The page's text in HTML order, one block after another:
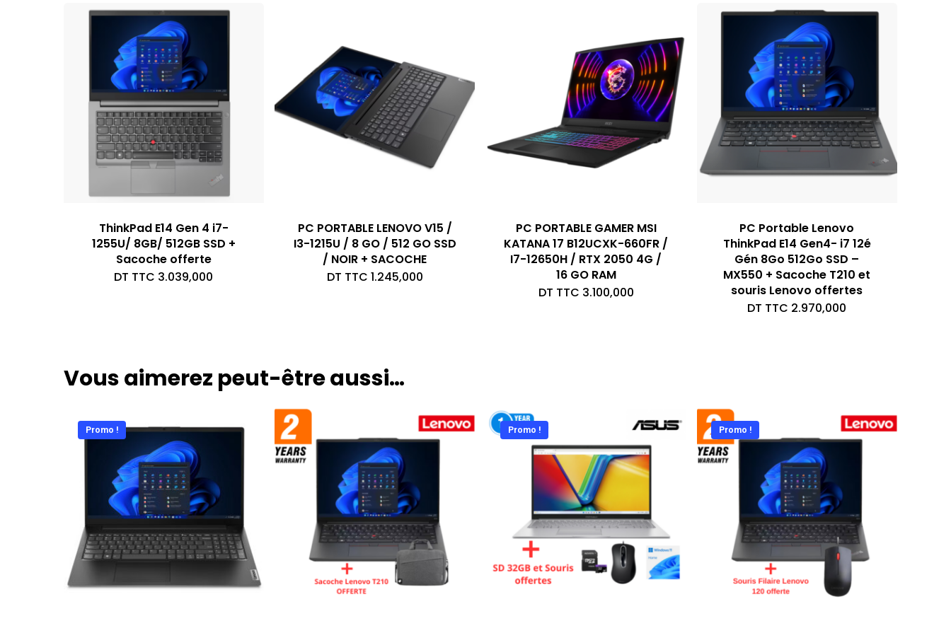
ThinkPad E14 Gen 4 i7-
1255U/ 8GB/ 512GB SSD +
Sacoche offerte
DT TTC 3.039,000
PC PORTABLE LENOVO V15 /
I3-1215U / 8 GO / 512 GO SSD
/ NOIR + SACOCHE
DT TTC 1.245,000
PC PORTABLE GAMER MSI
KATANA 17 B12UCXK-660FR /
I7-12650H / RTX 2050 4G /
16 GO RAM
DT TTC 3.100,000
PC Portable Lenovo
ThinkPad E14 Gen4- i7 12é
Gén 8Go 512Go SSD –
MX550 + Sacoche T210 et
souris Lenovo offertes
DT TTC 2.970,000
Vous aimerez peut-être aussi…
Promo ! Promo ! Promo !